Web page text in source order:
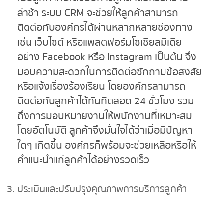
ล่าช้า ระบบ CRM จะช่วยให้ลูกค้าสามารถ
ติดต่อกับองค์กรได้ผ่านหลากหลายช่องทาง
เช่น เว็บไซต์ หรือแพลตฟอร์มโซเชียลมีเดีย
อย่าง Facebook หรือ Instagram เป็นต้น จึง
มอบความสะดวกในการติดต่อซักถามข้อสงสัย
หรือแจ้งเรื่องร้องเรียน โดยองค์กรสามารถ
ติดต่อกับลูกค้าได้ทันทีตลอด 24 ชั่วโมง รวม
ถึงการมอบหมายงานให้พนักงานที่เหมาะสม
โดยอัตโนมัติ ลูกค้าจึงมั่นใจได้ว่าเมื่อมีปัญหา
ใดๆ เกิดขึ้น องค์กรก็พร้อมจะช่วยเหลือหรือให้
คำแนะนำแก่ลูกค้าได้อย่างรวดเร็ว
ประเมินและปรับปรุงคุณภาพการบริการลูกค้า